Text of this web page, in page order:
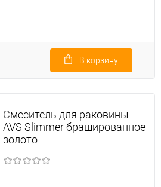
В корзину
Смеситель для раковины
AVS Slimmer брашированное
золото